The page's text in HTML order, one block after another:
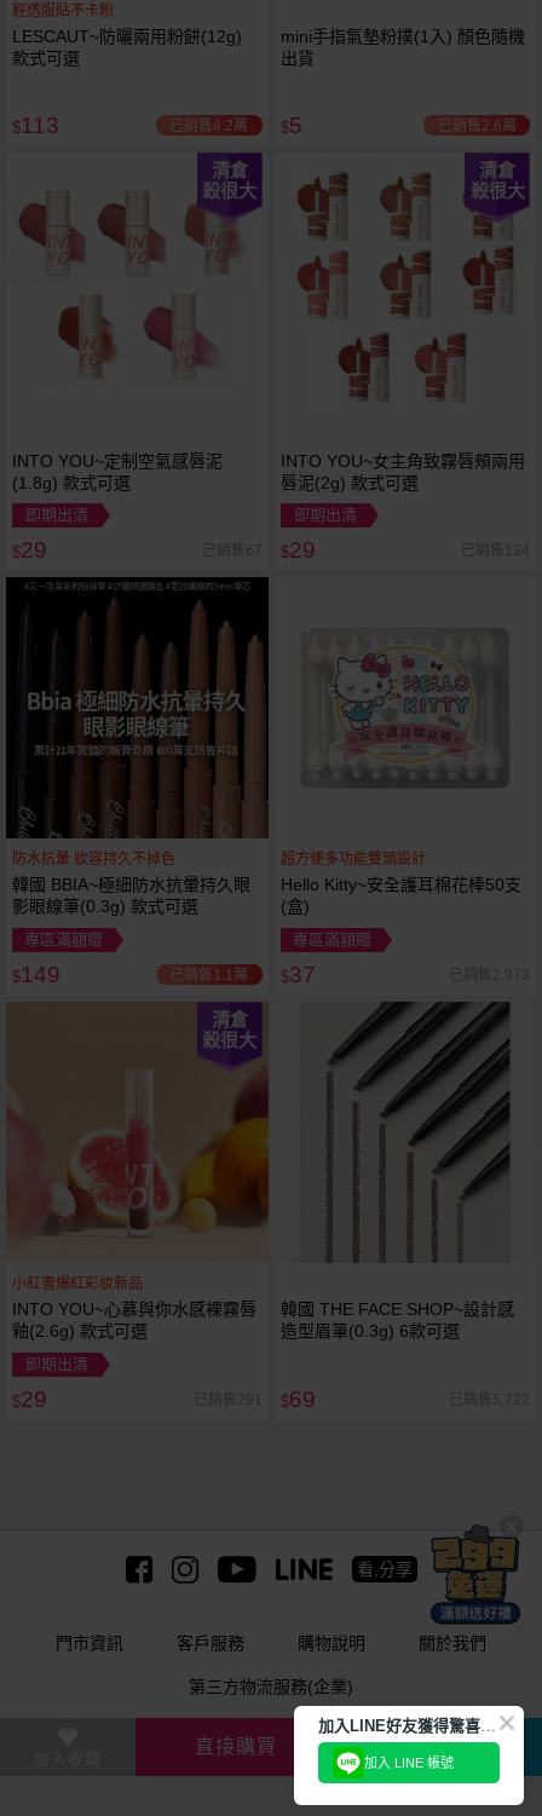
加入購物車
直接購買
輕透服貼不卡粉
LESCAUT~防曬兩用粉餅(12g)
款式可選
$113 已銷售4.2萬
mini手指氣墊粉撲(1入) 顏色隨機
出貨
$5 已銷售2.6萬
清倉
殺很大
INTO YOU~定制空氣感唇泥
(1.8g) 款式可選
即期出清
$29 已銷售67
清倉
殺很大
INTO YOU~女主角致霧唇頰兩用
唇泥(2g) 款式可選
即期出清
$29 已銷售134
防水抗暈 妝容持久不掉色
韓國 BBIA~極細防水抗暈持久眼
影眼線筆(0.3g) 款式可選
專區滿額贈
$149 已銷售1.1萬
超方便多功能雙頭設計
Hello Kitty~安全護耳棉花棒50支
(盒)
專區滿額贈
$37 已銷售2,973
清倉
殺很大
小紅書爆紅彩妝新品
INTO YOU~心慕與你水感裸霧唇
釉(2.6g) 款式可選
即期出清
$29 已銷售291
韓國 THE FACE SHOP~設計感
造型眉筆(0.3g) 6款可選
$69 已銷售5,722
看,分享
購物說明
客戶服務 關於我們
門市資訊
第三方物流服務(企業)
美妝、保養、生活用品購物網
加
入LINE好友獲得驚喜折扣!
加入 LINE 帳號